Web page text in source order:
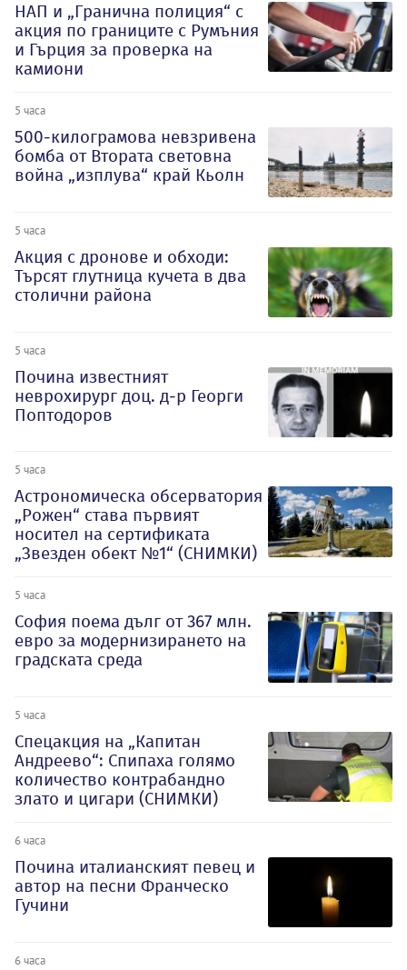
НАП и „Гранична полиция“ с
акция по границите с Румъния
и Гърция за проверка на
камиони
5 часа
500-килограмова невзривена
бомба от Втората световна
война „изплува“ край Кьолн
5 часа
Акция с дронове и обходи:
Търсят глутница кучета в два
столични района
5 часа
Почина известният
неврохирург доц. д-р Георги
Поптодоров
5 часа
Астрономическа обсерватория
„Рожен“ става първият
носител на сертификата
„Звезден обект №1“ (СНИМКИ)
5 часа
София поема дълг от 367 млн.
евро за модернизирането на
градската среда
5 часа
Спецакция на „Капитан
Андреево“: Спипаха голямо
количество контрабандно
злато и цигари (СНИМКИ)
6 часа
Почина италианският певец и
автор на песни Франческо
Гучини
6 часа